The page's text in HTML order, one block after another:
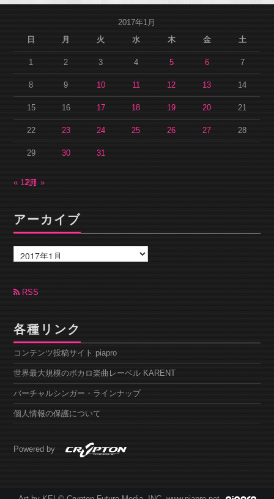
2017年1月
日
月 火 水 木 金 土
1 2 3 4 5 6 7
8 9 10 11 12 13 14
15 16 17 18 19 20 21
22 23 24 25 26 27 28
29 30 31
« 12月2月 »
アーカイブ
ー
カ
ブRSS
各種リンク
コンテンツ投稿サイト piapro
世界最大規模のボカロ楽曲レーベル KARENT
バーチャルシンガー・ラインナップ
個人情報の保護について
Powered by